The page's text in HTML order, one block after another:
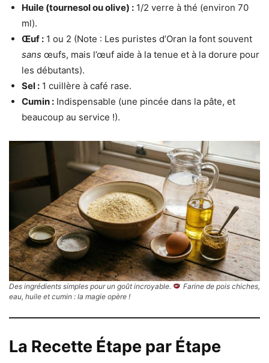
Huile (tournesol ou olive) : 1/2 verre à thé (environ 70
ml).
Œuf : 1 ou 2 (Note : Les puristes d’Oran la font souvent
sans œufs, mais l’œuf aide à la tenue et à la dorure pour
les débutants).
Sel : 1 cuillère à café rase.
Cumin : Indispensable (une pincée dans la pâte, et
beaucoup au service !).
Des ingrédients simples pour un goût incroyable.
Farine de pois chiches,
eau, huile et cumin : la magie opère !
La Recette Étape par Étape